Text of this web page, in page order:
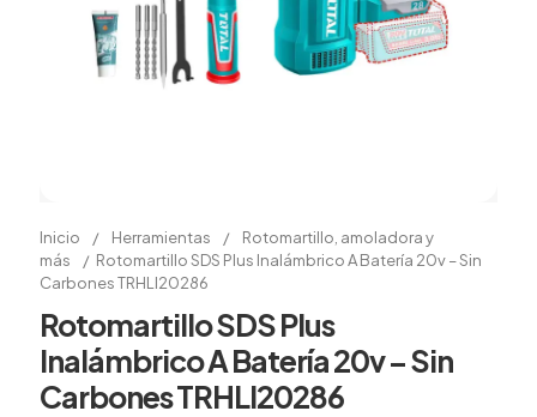
Inicio / Herramientas /
Rotomartillo, amoladora y
más
/ Rotomartillo SDS Plus Inalámbrico A Batería 20v – Sin
Carbones TRHLI20286
Rotomartillo SDS Plus
Inalámbrico A Batería 20v – Sin
Carbones TRHLI20286